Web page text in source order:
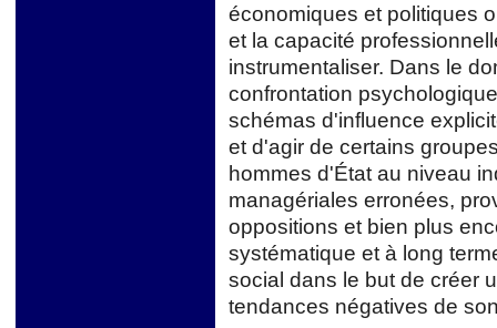
économiques et politiques
et la capacité
instrumentaliser. Dans le
confrontation
schémas d'influence
et d'agir de certains
hommes d'État au niveau
managériales erronées,
oppositions et bien plus
systématique et à long
social dans le but de créer
tendances négatives de